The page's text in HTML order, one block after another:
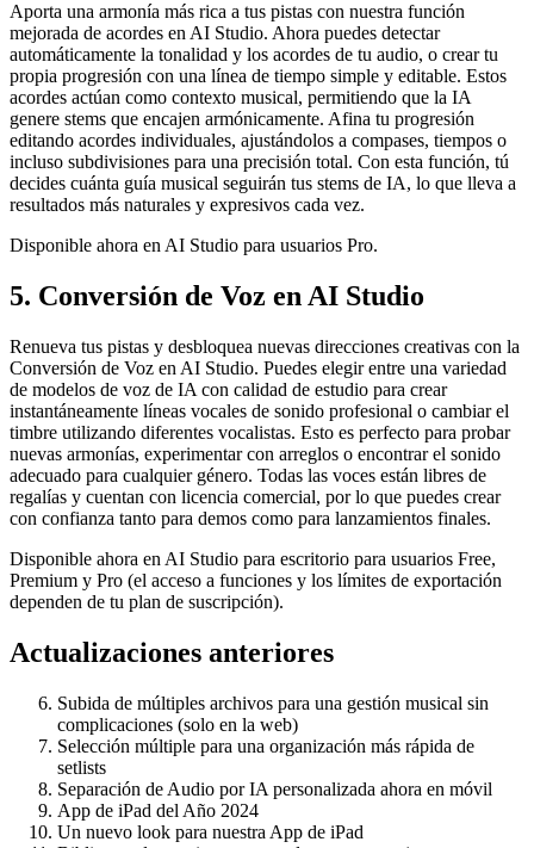
Aporta una armonía más rica a tus pistas con nuestra función
mejorada de acordes en AI Studio. Ahora puedes detectar
automáticamente la tonalidad y los acordes de tu audio, o crear tu
propia progresión con una línea de tiempo simple y editable. Estos
acordes actúan como contexto musical, permitiendo que la IA
genere stems que encajen armónicamente. Afina tu progresión
editando acordes individuales, ajustándolos a compases, tiempos o
incluso subdivisiones para una precisión total. Con esta función, tú
decides cuánta guía musical seguirán tus stems de IA, lo que lleva a
resultados más naturales y expresivos cada vez.
Disponible ahora en AI Studio para usuarios Pro.
5. Conversión de Voz en AI Studio
Renueva tus pistas y desbloquea nuevas direcciones creativas con la
Conversión de Voz en AI Studio. Puedes elegir entre una variedad
de modelos de voz de IA con calidad de estudio para crear
instantáneamente líneas vocales de sonido profesional o cambiar el
timbre utilizando diferentes vocalistas. Esto es perfecto para probar
nuevas armonías, experimentar con arreglos o encontrar el sonido
adecuado para cualquier género. Todas las voces están libres de
regalías y cuentan con licencia comercial, por lo que puedes crear
con confianza tanto para demos como para lanzamientos finales.
Disponible ahora en AI Studio para escritorio para usuarios Free,
Premium y Pro (el acceso a funciones y los límites de exportación
dependen de tu plan de suscripción).
Actualizaciones anteriores
Subida de múltiples archivos para una gestión musical sin
complicaciones (solo en la web)
Selección múltiple para una organización más rápida de
setlists
Separación de Audio por IA personalizada ahora en móvil
App de iPad del Año 2024
Un nuevo look para nuestra App de iPad